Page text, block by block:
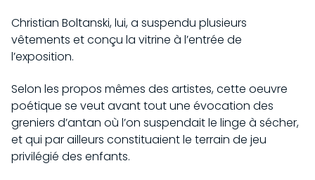
Christian Boltanski, lui, a suspendu plusieurs
vêtements et conçu la vitrine à l’entrée de
l’exposition.
Selon les propos mêmes des artistes, cette oeuvre
poétique se veut avant tout une évocation des
greniers d’antan où l’on suspendait le linge à sécher,
et qui par ailleurs constituaient le terrain de jeu
privilégié des enfants.